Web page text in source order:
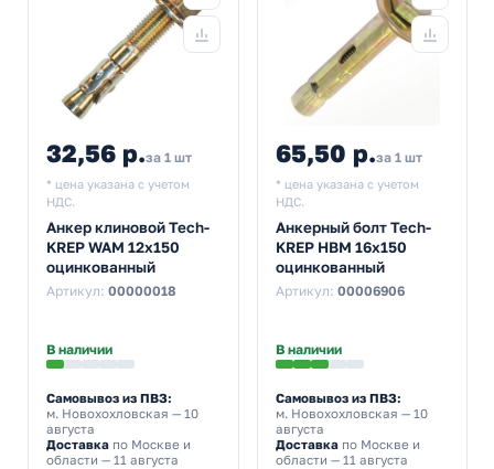
32,56 р.за 1 шт
* цена указана с учетом
НДС.
Анкер клиновой Tech-
KREP WAM 12х150
оцинкованный
Артикул: 00000018
В наличии
Самовывоз из ПВЗ:
м. Новохохловская — 10
августа
Доставка по Москве и
области — 11 августа
65,50 р.за 1 шт
* цена указана с учетом
НДС.
Анкерный болт Tech-
KREP HBM 16х150
оцинкованный
Артикул: 00006906
В наличии
Самовывоз из ПВЗ:
м. Новохохловская — 10
августа
Доставкапо Москве и
области — 11 августа